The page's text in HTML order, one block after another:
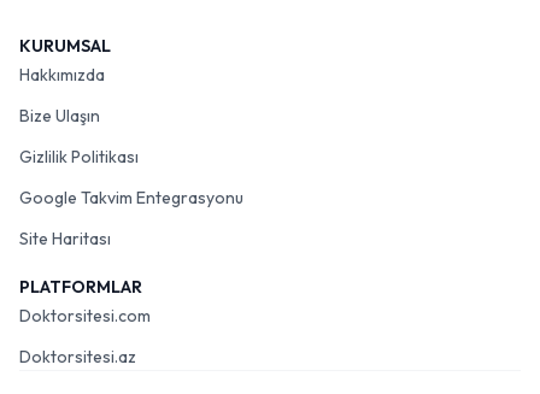
KURUMSAL
Hakkımızda
Bize Ulaşın
Gizlilik Politikası
Google Takvim Entegrasyonu
Site Haritası
PLATFORMLAR
Doktorsitesi.com
Doktorsitesi.az